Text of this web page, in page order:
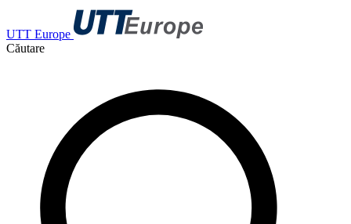
UTT Europe
Căutare